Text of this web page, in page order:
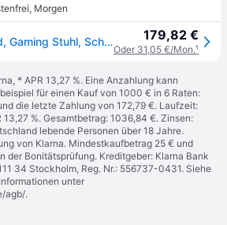
, Morgen
Corsair TC100 Rlaxed, Gaming Stuhl, Schwarz 179,82 €
Oder 31,05 €/Mon.¹
* APR 13,27 %. Eine Anzahlung kann
für einen Kauf von 1000 € in 6 Raten:
die letzte Zahlung von 172,79 €. Laufzeit:
13,27 %. Gesamtbetrag: 1036,84 €. Zinsen:
lebende Personen über 18 Jahre.
von Klarna. Mindestkaufbetrag 25 € und
der Bonitätsprüfung. Kreditgeber: Klarna Bank
34 Stockholm, Reg. Nr.: 556737-0431. Siehe
unter
agb/.